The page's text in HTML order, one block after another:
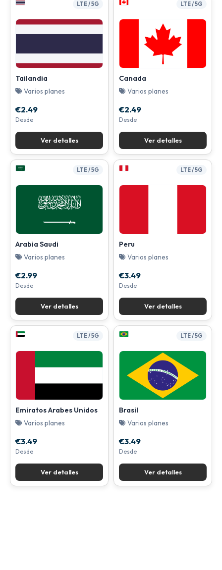
LTE / 5G
Tailandia
Varios planes
€2.49
Desde
Ver detalles
LTE / 5G
Canada
Varios planes
€2.49
Desde
Ver detalles
LTE / 5G
Arabia Saudi
Varios planes
€2.99
Desde
Ver detalles
LTE / 5G
Peru
Varios planes
€3.49
Desde
Ver detalles
LTE / 5G
Emiratos Arabes Unidos
Varios planes
€3.49
Desde
Ver detalles
LTE / 5G
Brasil
Varios planes
€3.49
Desde
Ver detalles